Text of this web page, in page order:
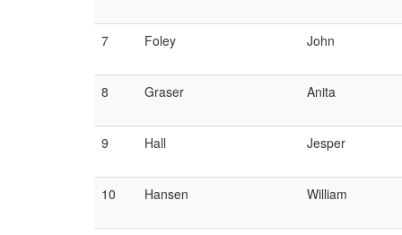
7 Foley John
8 Graser Anita
9 Hall Jesper
10 Hansen William